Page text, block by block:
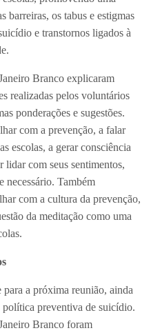
barreiras, os tabus e estigmas
e transtornos ligados à
Branco explicaram
realizadas pelos voluntários
ponderações e sugestões.
com a prevenção, a falar
escolas, a gerar consciência
lidar com seus sentimentos,
necessário. Também
com a cultura da prevenção,
da meditação como uma
a próxima reunião, ainda
política preventiva de suicídio.
Branco foram